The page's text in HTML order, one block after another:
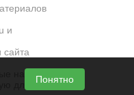
и
сайта
на сайте,
для лиц,Понятно